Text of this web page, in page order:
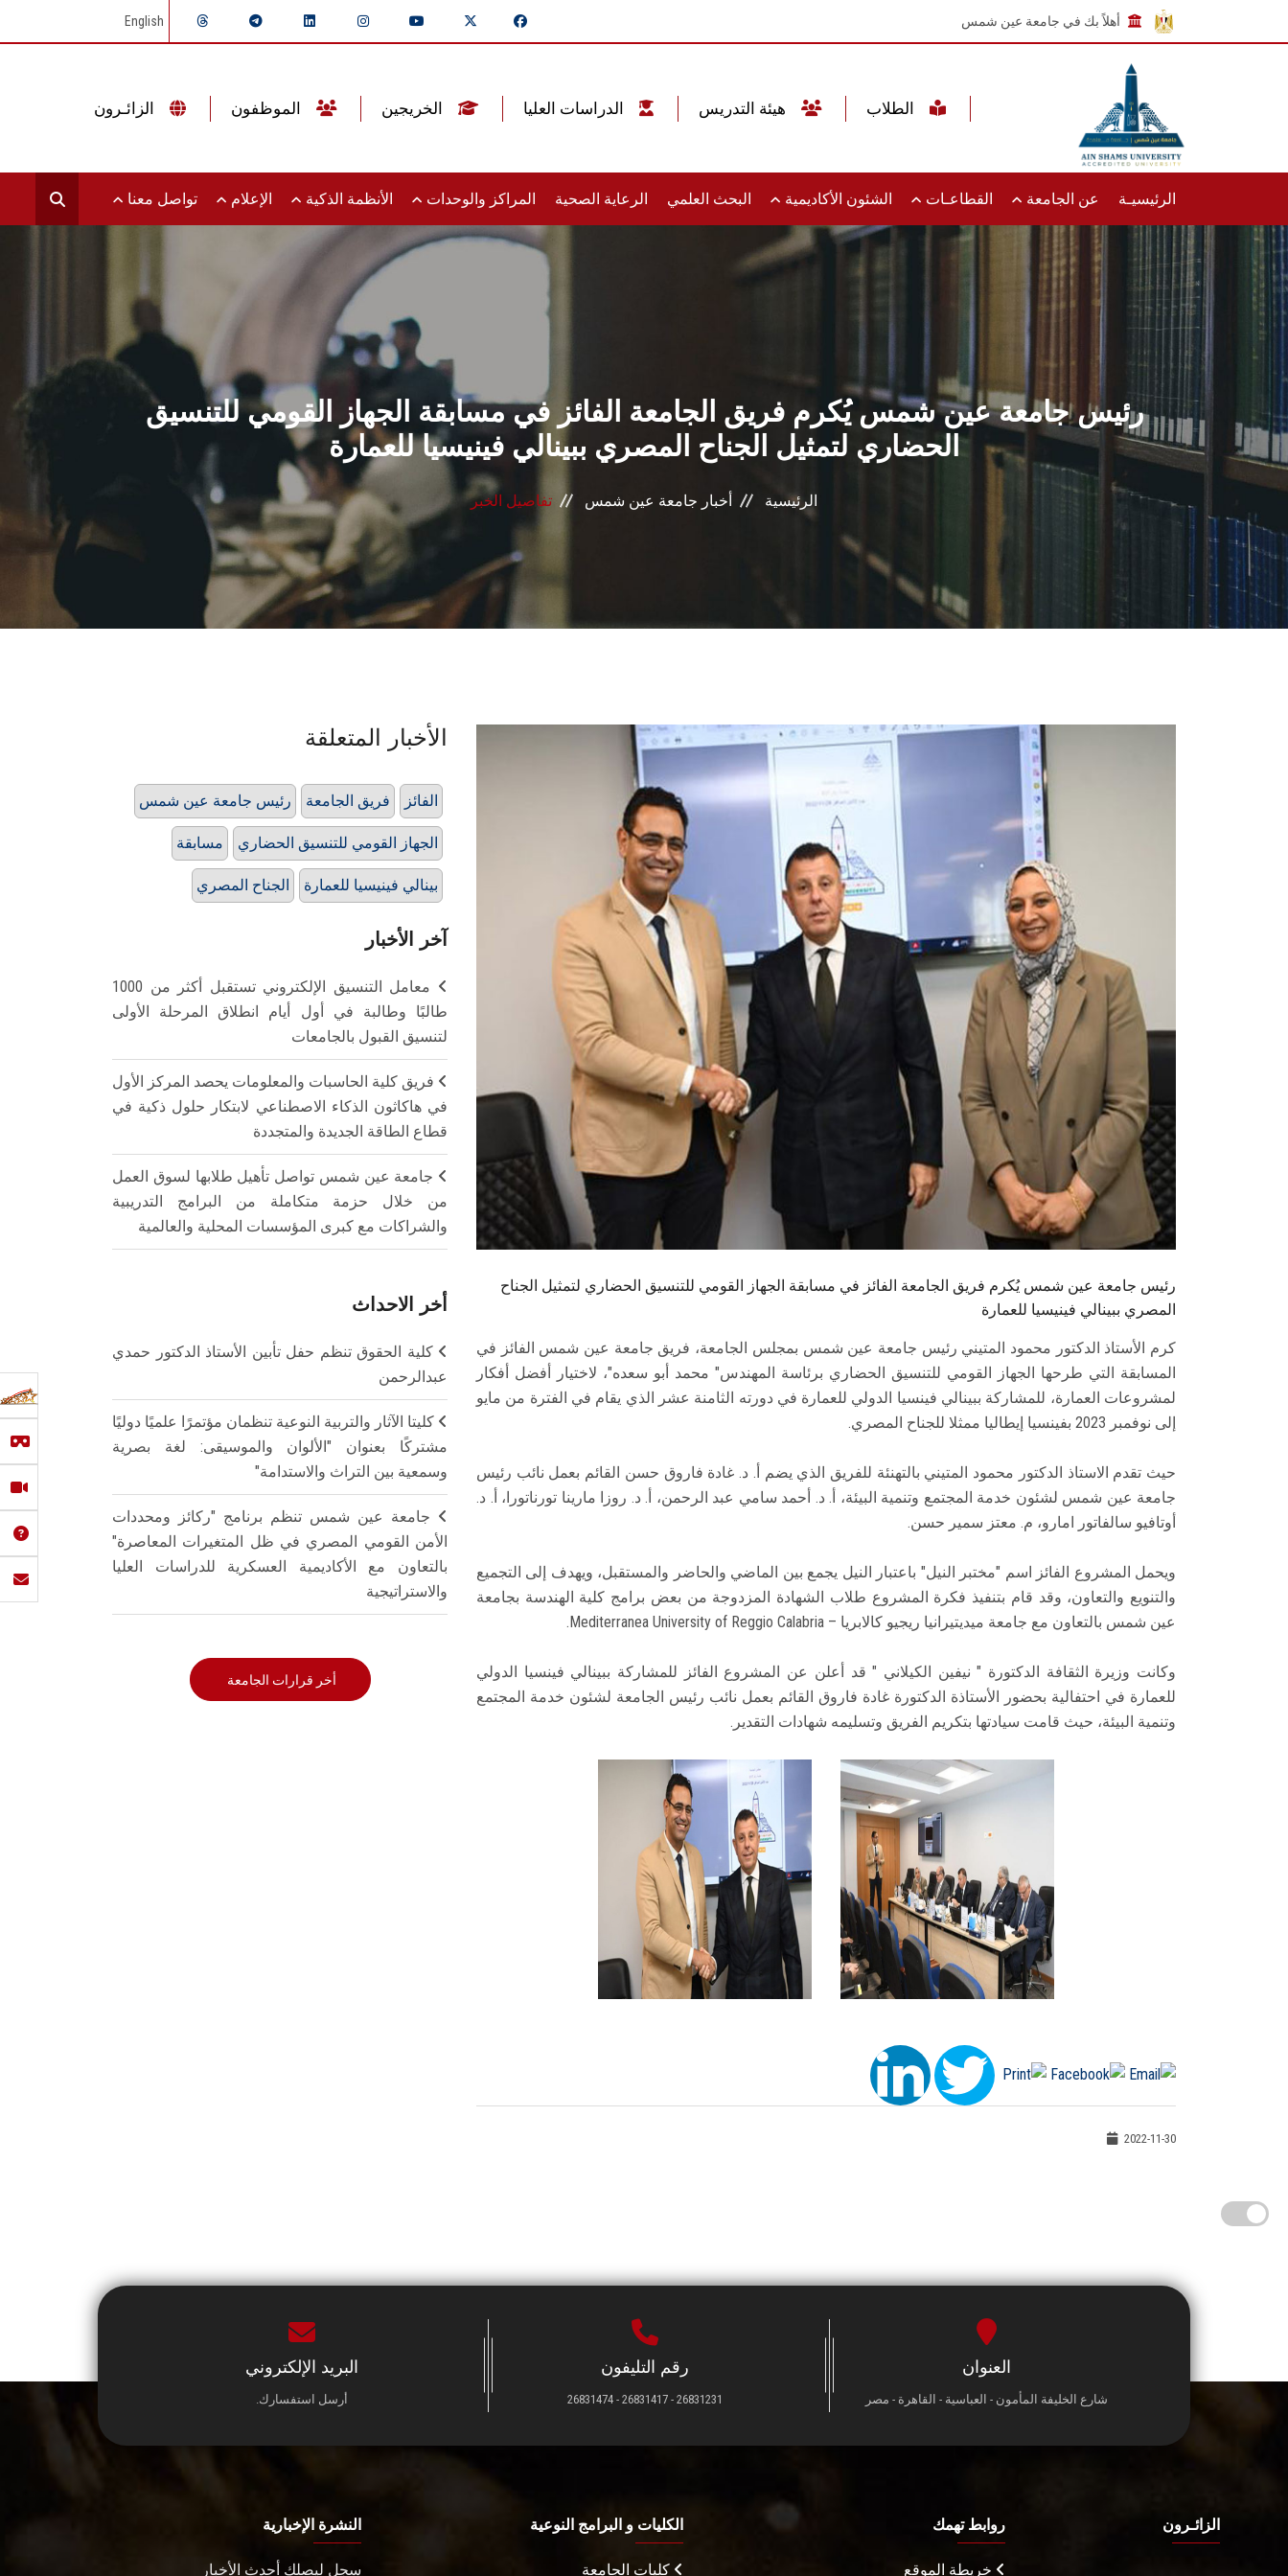
أهلاً بك في جامعة عين شمس English
الرئيسيـة عن الجامعة القطاعـات الشئون الأكاديمية البحث العلمي الرعاية الصحية المراكز والوحدات الأنظمة الذكية الإعلام تواصل معنا
رئيس جامعة عين شمس يُكرم فريق الجامعة الفائز في مسابقة الجهاز القومي للتنسيق
الحضاري لتمثيل الجناح المصري ببينالي فينيسيا للعمارة
الرئيسية أخبار جامعة عين شمس تفاصيل الخبر
رئيس جامعة عين شمس يُكرم فريق الجامعة الفائز في مسابقة الجهاز القومي للتنسيق الحضاري لتمثيل الجناح
المصري ببينالي فينيسيا للعمارة
كرم الأستاذ الدكتور محمود المتيني رئيس جامعة عين شمس بمجلس الجامعة، فريق جامعة عين شمس الفائز في
المسابقة التي طرحها الجهاز القومي للتنسيق الحضاري برئاسة المهندس" محمد أبو سعده"، لاختيار أفضل أفكار
لمشروعات العمارة، للمشاركة ببينالي فينسيا الدولي للعمارة في دورته الثامنة عشر الذي يقام في الفترة من مايو
إلى نوفمبر 2023 بفينسيا إيطاليا ممثلا للجناح المصري.
حيث تقدم الاستاذ الدكتور محمود المتيني بالتهنئة للفريق الذي يضم أ. د. غادة فاروق حسن القائم بعمل نائب رئيس
جامعة عين شمس لشئون خدمة المجتمع وتنمية البيئة، أ. د. أحمد سامي عبد الرحمن، أ. د. روزا مارينا تورناتورا، أ. د.
أوتافيو سالفاتور امارو، م. معتز سمير حسن.
ويحمل المشروع الفائز اسم "مختبر النيل" باعتبار النيل يجمع بين الماضي والحاضر والمستقبل، ويهدف إلى التجميع
والتنويع والتعاون، وقد قام بتنفيذ فكرة المشروع طلاب الشهادة المزدوجة من بعض برامج كلية الهندسة بجامعة
عين شمس بالتعاون مع جامعة ميديتيرانيا ريجيو كالابريا – Mediterranea University of Reggio Calabria.
وكانت وزيرة الثقافة الدكتورة " نيفين الكيلاني " قد أعلن عن المشروع الفائز للمشاركة ببينالي فينسيا الدولي
للعمارة في احتفالية بحضور الأستاذة الدكتورة غادة فاروق القائم بعمل نائب رئيس الجامعة لشئون خدمة المجتمع
وتنمية البيئة، حيث قامت سيادتها بتكريم الفريق وتسليمه شهادات التقدير.
2022-11-30
الأخبار المتعلقة
رئيس جامعة عين شمس فريق الجامعة الفائز
مسابقة الجهاز القومي للتنسيق الحضاري
الجناح المصري بينالي فينيسيا للعمارة
آخر الأخبار
معامل التنسيق الإلكتروني تستقبل أكثر من 1000
طالبًا وطالبة في أول أيام انطلاق المرحلة الأولى
لتنسيق القبول بالجامعات
فريق كلية الحاسبات والمعلومات يحصد المركز الأول
في هاكاثون الذكاء الاصطناعي لابتكار حلول ذكية في
قطاع الطاقة الجديدة والمتجددة
جامعة عين شمس تواصل تأهيل طلابها لسوق العمل
من خلال حزمة متكاملة من البرامج التدريبية
والشراكات مع كبرى المؤسسات المحلية والعالمية
أخر الاحداث
كلية الحقوق تنظم حفل تأبين الأستاذ الدكتور حمدي
عبدالرحمن
كليتا الآثار والتربية النوعية تنظمان مؤتمرًا علميًا دوليًا
مشتركًا بعنوان "الألوان والموسيقى: لغة بصرية
وسمعية بين التراث والاستدامة"
جامعة عين شمس تنظم برنامج "ركائز ومحددات
الأمن القومي المصري في ظل المتغيرات المعاصرة"
بالتعاون مع الأكاديمية العسكرية للدراسات العليا
والاستراتيجية
أخر قرارات الجامعة
العنوان
شارع الخليفة المأمون - العباسية - القاهرة - مصر
رقم التليفون
26831231 - 26831417 - 26831474
البريد الإلكتروني
أرسل استفسارك.
الزائـرون روابط تهمك
خريطة الموقع
الكليات و البرامج النوعية
كليات الجامعة
النشرة الإخبارية
سجل ليصلك أحدث الأخبار